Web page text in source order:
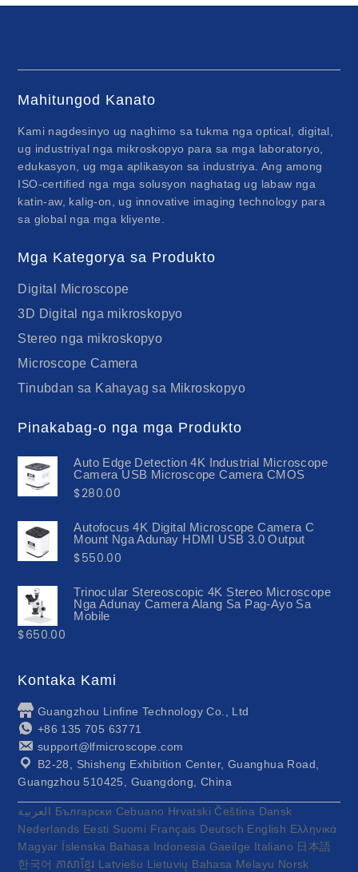
Mahitungod Kanato
Kami nagdesinyo ug naghimo sa tukma nga optical, digital,
ug industriyal nga mikroskopyo para sa mga laboratoryo,
edukasyon, ug mga aplikasyon sa industriya. Ang among
ISO-certified nga mga solusyon naghatag ug labaw nga
katin-aw, kalig-on, ug innovative imaging technology para
sa global nga mga kliyente.
Mga Kategorya sa Produkto
Digital Microscope
3D Digital nga mikroskopyo
Stereo nga mikroskopyo
Microscope Camera
Tinubdan sa Kahayag sa Mikroskopyo
Pinakabag-o nga mga Produkto
Auto Edge Detection 4K Industrial Microscope
Camera USB Microscope Camera CMOS
$280.00
Autofocus 4K Digital Microscope Camera C
Mount Nga Adunay HDMI USB 3.0 Output
$550.00
Trinocular Stereoscopic 4K Stereo Microscope
Nga Adunay Camera Alang Sa Pag-Ayo Sa
Mobile
$650.00
Kontaka Kami
Guangzhou Linfine Technology Co., Ltd
+86 135 705 63771
support@lfmicroscope.com
B2-28, Shisheng Exhibition Center, Guanghua Road,
Guangzhou 510425, Guangdong, China
العربية Български Cebuano Hrvatski Čeština Dansk
Nederlands Eesti Suomi Français Deutsch English Ελληνικά
Magyar Íslenska Bahasa Indonesia Gaeilge Italiano 日本語
한국어 ភាសាខ្មែរ Latviešu Lietuvių Bahasa Melayu Norsk